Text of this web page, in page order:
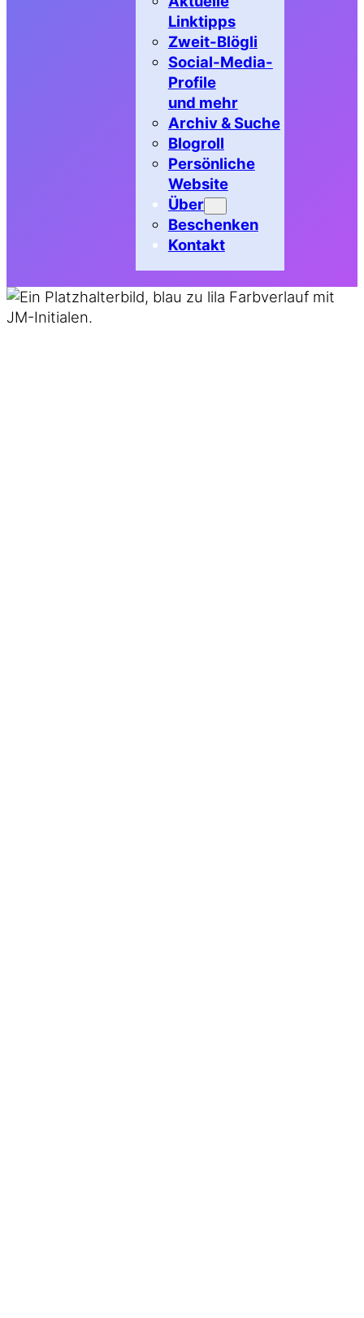
Linktipps
Zweit-Blögli
Social-Media-
Profile
und mehr
Archiv & Suche
Blogroll
Persönliche
Website
Über
Beschenken
Kontakt